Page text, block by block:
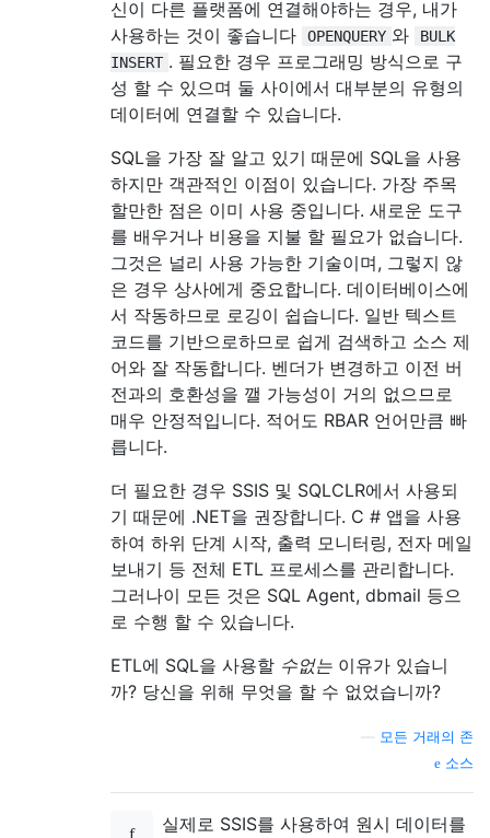
신이 다른 플랫폼에 연결해야하는 경우, 내가
사용하는 것이 좋습니다
OPENQUERY 와
BULK
INSERT . 필요한 경우 프로그래밍 방식으로 구
성 할 수 있으며 둘 사이에서 대부분의 유형의
데이터에 연결할 수 있습니다.
SQL을 가장 잘 알고 있기 때문에 SQL을 사용
하지만 객관적인 이점이 있습니다. 가장 주목
할만한 점은 이미 사용 중입니다. 새로운 도구
를 배우거나 비용을 지불 할 필요가 없습니다.
그것은 널리 사용 가능한 기술이며, 그렇지 않
은 경우 상사에게 중요합니다. 데이터베이스에
서 작동하므로 로깅이 쉽습니다. 일반 텍스트
코드를 기반으로하므로 쉽게 검색하고 소스 제
어와 잘 작동합니다. 벤더가 변경하고 이전 버
전과의 호환성을 깰 가능성이 거의 없으므로
매우 안정적입니다. 적어도 RBAR 언어만큼 빠
릅니다.
더 필요한 경우 SSIS 및 SQLCLR에서 사용되
기 때문에 .NET을 권장합니다. C # 앱을 사용
하여 하위 단계 시작, 출력 모니터링, 전자 메일
보내기 등 전체 ETL 프로세스를 관리합니다.
그러나이 모든 것은 SQL Agent, dbmail 등으
로 수행 할 수 있습니다.
ETL에 SQL을 사용할 수없는 이유가 있습니
까? 당신을 위해 무엇을 할 수 없었습니까?
모든 거래의 존
소스
실제로 SSIS를 사용하여 원시 데이터를